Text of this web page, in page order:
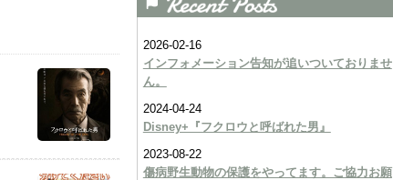
2026-02-16
インフォメーション告知が追いついておりませ
ん。
2024-04-24
Disney+『フクロウと呼ばれた男』
2023-08-22
傷病野生動物の保護をやってます。ご協力お願